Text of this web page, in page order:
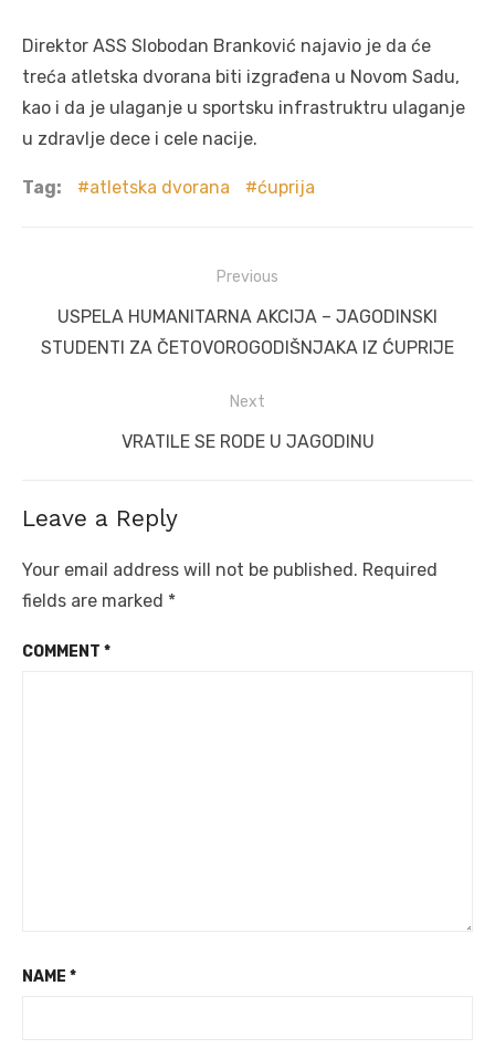
Direktor ASS Slobodan Branković najavio je da će
treća atletska dvorana biti izgrađena u Novom Sadu,
kao i da je ulaganje u sportsku infrastruktru ulaganje
u zdravlje dece i cele nacije.
Tag: atletska dvorana ćuprija
navigation
Previous
Previous
post:
USPELA HUMANITARNA AKCIJA – JAGODINSKI
STUDENTI ZA ČETOVOROGODIŠNJAKA IZ ĆUPRIJE
Next
Next
VRATILE SE RODE U JAGODINU
Leave a Reply
Your email address will not be published. Required
fields are marked *
COMMENT *
NAME *